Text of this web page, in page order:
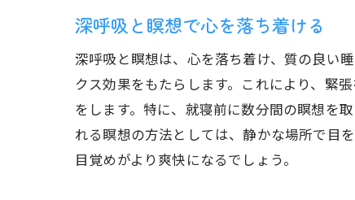
深呼吸と瞑想で心を落ち着ける
深呼吸と瞑想は、心を落ち着け、質の良い
クス効果をもたらします。これにより、緊
をします。特に、就寝前に数分間の瞑想を
れる瞑想の方法としては、静かな場所で目
目覚めがより爽快になるでしょう。